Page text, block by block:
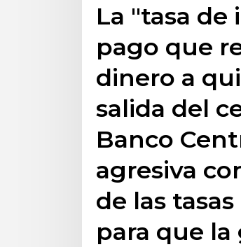
La "tasa de
pago que
dinero a
salida del
Banco
agresiva
de las
para que la